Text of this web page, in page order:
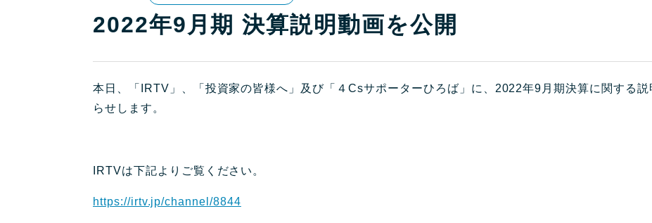
2022年9月期 決算説明動画を公開
本日、「IRTV」、「投資家の皆様へ」及び「４Csサポーターひろば」に、2022年9月期決算に関する
らせします。
IRTVは下記よりご覧ください。
https://irtv.jp/channel/8844